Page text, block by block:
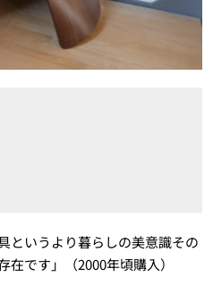
というより暮らしの美意識その
です」（2000年頃購入）